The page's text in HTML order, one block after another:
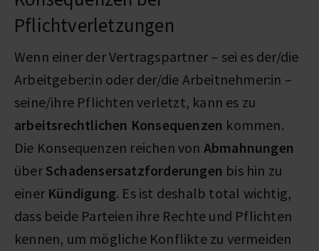
Pflichtverletzungen
Wenn einer der Vertragspartner – sei es der/die
Arbeitgeber:in oder der/die Arbeitnehmer:in –
seine/ihre Pflichten verletzt, kann es zu
arbeitsrechtlichen Konsequenzen kommen.
Die Konsequenzen reichen von Abmahnungen
über Schadensersatzforderungen bis hin zu
einer Kündigung. Es ist deshalb total wichtig,
dass beide Parteien ihre Rechte und Pflichten
kennen, um mögliche Konflikte zu vermeiden